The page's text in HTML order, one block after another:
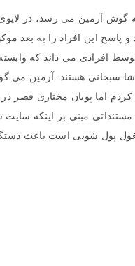
گوش آرمین می رسد، در
و پاسخ این افراد را به بعد
توسط افرادی می داند که وابسته
سبحانی هستند. آرمین می
کردم اما پویان مختاری قصر
مستنداتی مبنی بر اینکه
پول شویی است باعث